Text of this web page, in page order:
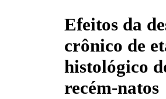
Efeitos da
crônico de
histológico
recém-natos